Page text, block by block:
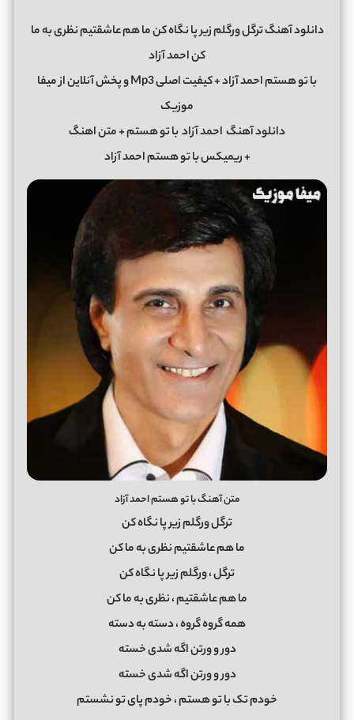
دانلود آهنگ ترگل ورگلم زیر پا نگاه کن ما هم عاشقتیم نظری به ما
کن احمد آزاد
با تو هستم احمد آزاد + کیفیت اصلی Mp3 و پخش آنلاین از میفا
موزیک
دانلود آهنگ احمد آزادبا تو هستم + متن اهنگ
+ ریمیکس با تو هستم احمد آزاد
متن آهنگ با تو هستم احمد آزاد
ترگل ورگلم زیر پا نگاه کن
ما هم عاشقتیم نظری به ما کن
ترگل ، ورگلم زیر پا نگاه کن
ما هم عاشقتیم ، نظری به ما کن
همه گروه گروه ، دسته به دسته
دور و ورتن اگه شدی خسته
دور و ورتن اگه شدی خسته
خودم تک با تو هستم ، خودم پای تو نشستم